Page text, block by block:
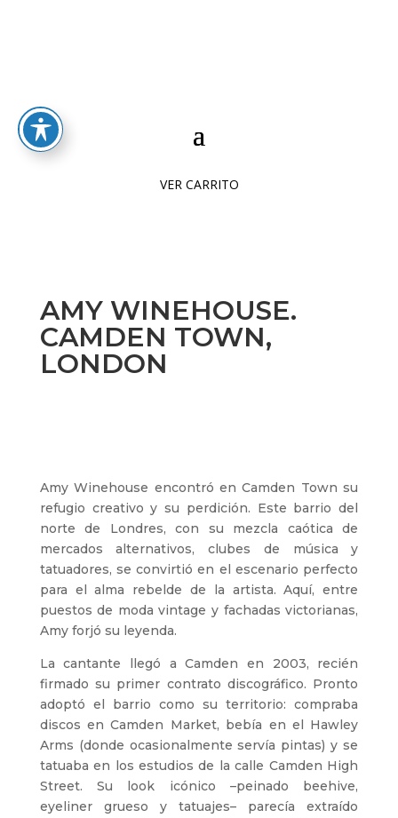
VER CARRITO
AMY WINEHOUSE.
CAMDEN TOWN,
LONDON
Amy Winehouse encontró en Camden Town su
refugio creativo y su perdición. Este barrio del
norte de Londres, con su mezcla caótica de
mercados alternativos, clubes de música y
tatuadores, se convirtió en el escenario perfecto
para el alma rebelde de la artista. Aquí, entre
puestos de moda vintage y fachadas victorianas,
Amy forjó su leyenda.
La cantante llegó a Camden en 2003, recién
firmado su primer contrato discográfico. Pronto
adoptó el barrio como su territorio: compraba
discos en Camden Market, bebía en el Hawley
Arms (donde ocasionalmente servía pintas) y se
tatuaba en los estudios de la calle Camden High
Street. Su look icónico –peinado beehive,
eyeliner grueso y tatuajes– parecía extraído